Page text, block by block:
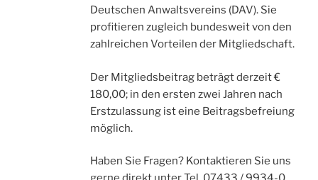
Deutschen Anwaltsvereins (DAV). Sie
profitieren zugleich bundesweit von den
zahlreichen Vorteilen der Mitgliedschaft.
Der Mitgliedsbeitrag beträgt derzeit €
180,00; in den ersten zwei Jahren nach
Erstzulassung ist eine Beitragsbefreiung
möglich.
Haben Sie Fragen? Kontaktieren Sie uns